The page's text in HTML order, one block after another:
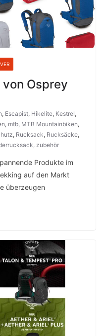
von Osprey
, Escapist, Hikelite, Kestrel,
, mtb, MTB Mountainbiken,
, Rucksack, Rucksäcke,
, zubehör
Produkte im
auf den Markt
überzeugen